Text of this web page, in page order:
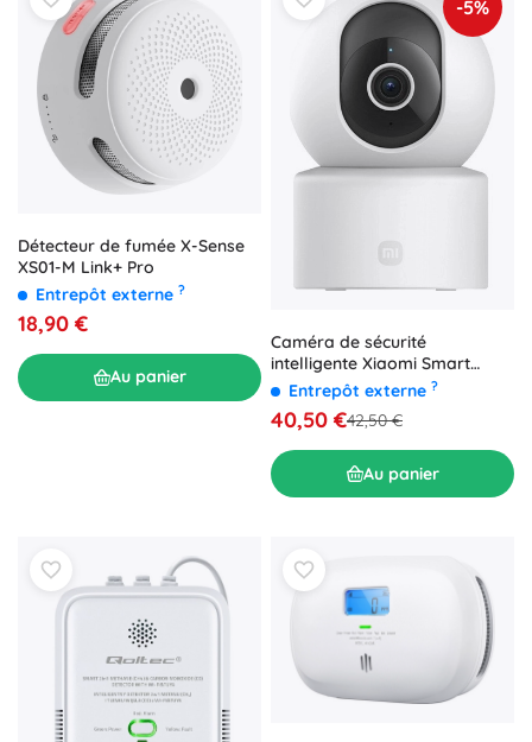
Détecteur de fumée X-Sense
XS01-M Link+ Pro
Entrepôt externe ?
18,90 €
Au panier
-5%
Caméra de sécurité
intelligente Xiaomi Smart
Camera C302 3MP
Entrepôt externe ?
40,50 €42,50 €
Au panier